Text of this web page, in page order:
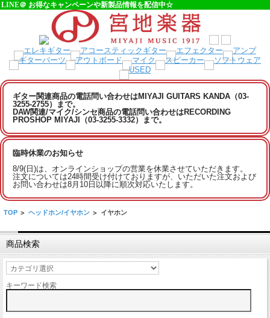
LINE＠ お得なキャンペーンや新製品情報を配信中☆
ギター関連商品の電話問い合わせはMIYAJI GUITARS KANDA（03-
3255-2755）まで。
DAW関連/マイク/シンセ商品の電話問い合わせはRECORDING
PROSHOP MIYAJI（03-3255-3332）まで。
臨時休業のお知らせ
8/9(日)は、オンラインショップの営業を休業させていただきます。
注文については24時間受け付けておりますが、いただいた注文および
お問い合わせは8月10日以降に順次対応いたします。
TOP > ヘッドホン/イヤホン > イヤホン
商品検索
キーワード検索